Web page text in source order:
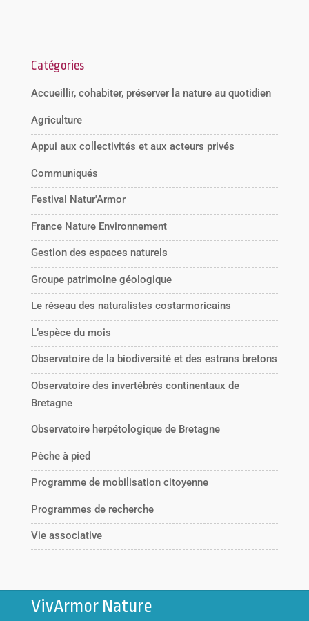
Catégories
Accueillir, cohabiter, préserver la nature au quotidien
Agriculture
Appui aux collectivités et aux acteurs privés
Communiqués
Festival Natur'Armor
France Nature Environnement
Gestion des espaces naturels
Groupe patrimoine géologique
Le réseau des naturalistes costarmoricains
L’espèce du mois
Observatoire de la biodiversité et des estrans bretons
Observatoire des invertébrés continentaux de
Bretagne
Observatoire herpétologique de Bretagne
Pêche à pied
Programme de mobilisation citoyenne
Programmes de recherche
Vie associative
VivArmor Nature